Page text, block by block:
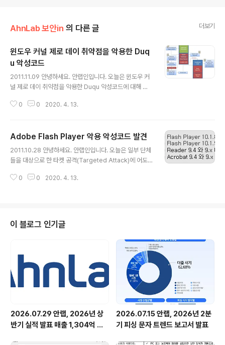
AhnLab 보안in 의 다른 글 더보기
윈도우 커널 제로 데이 취약점을 악용한 Duq
u 악성코드
2011.11.09 안녕하세요. 안랩인입니다. 오늘은 윈도우 커
널 제로 데이 취약점을 악용한 Duqu 악성코드에 대해 소
업체인 시만텍(Symantec)에서는 이란 원자력 발전소를
sor to the Next Stuxnet"를 통해 공개하였습니다. 그
리고 Duqu에 대해 약 46 페이지의 분석 보고서 "W32.D
uqu The precursor to the next Stuxnet" 를 공개하
부로 1.3 버전으로 업데이트 되었습니다. 시만텍에서는 Du
0 0 2020. 4. 13.
Adobe Flash Player 악용 악성코드 발견
2011.10.28 안녕하세요. 안랩인입니다. 오늘은 일부 단체
들을 대상으로 한 타켓 공격(Targeted Attack)에 어도
알려지지 않은 제로 데이(Zero Day, 0-Day) 취약점이
Player, Adobe Reader and Acrobat"을 게시하였으
며, ASEC에서는 해당 제로 데이 취약점에 대해 자세한 분
석을 진행 중에 있습니다. 현재까지 파악된 사항으로는 어
도비 플래쉬 플레이어에 존재하는 authplay.dll 파일에 의
한 코드..
0 0 2020. 4. 13.
이 블로그 인기글
2026.07.29 안랩, 2026년 상
반기 실적 발표 매출 1,304억 원,
2026.07.15 안랩, 2026년 2분
기 피싱 문자 트렌드 보고서 발표